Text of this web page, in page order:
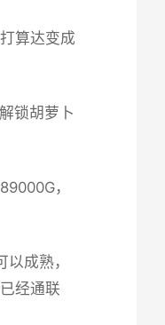
算达变成
锁胡萝卜
，
成熟，
经通联